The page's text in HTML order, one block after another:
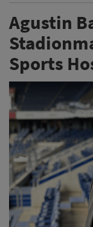
​​​​​​​Agustin
Sports